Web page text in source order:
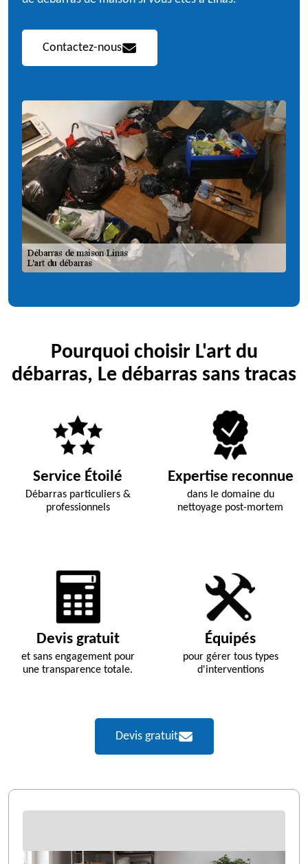
Contactez-nous
Pourquoi choisir L'art du
débarras, Le débarras sans tracas
Service Étoilé
Débarras particuliers &
professionnels
Expertise reconnue
dans le domaine du
nettoyage post-mortem
Devis gratuit
et sans engagement pour
une transparence totale.
Équipés
pour gérer tous types
d'interventions
Devis gratuit